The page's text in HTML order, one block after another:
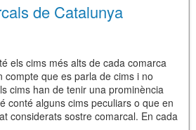
de Catalunya
els cims més alts de cada comarca
compte que es parla de cims i no
cims han de tenir una prominència
conté alguns cims peculiars o que en
considerats sostre comarcal. En cada